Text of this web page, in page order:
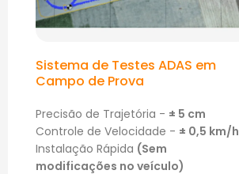
Sistema de Testes ADAS em
Campo de Prova
Precisão de Trajetória - ± 5 cm
Controle de Velocidade - ± 0,5 km/h
Instalação Rápida (Sem
modificações no veículo)